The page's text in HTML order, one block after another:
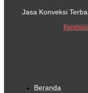
Jasa Konveksi
Beranda